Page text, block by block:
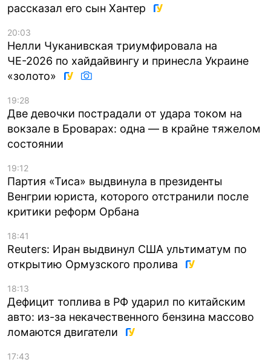
рассказал его сын Хантер
20:03
Нелли Чуканивская триумфировала на
ЧЕ-2026 по хайдайвингу и принесла Украине
«золото»
19:28
Две девочки пострадали от удара током на
вокзале в Броварах: одна — в крайне тяжелом
состоянии
19:12
Партия «Тиса» выдвинула в президенты
Венгрии юриста, которого отстранили после
критики реформ Орбана
18:41
Reuters: Иран выдвинул США ультиматум по
открытию Ормузского пролива
18:13
Дефицит топлива в РФ ударил по китайским
авто: из-за некачественного бензина массово
ломаются двигатели
17:43